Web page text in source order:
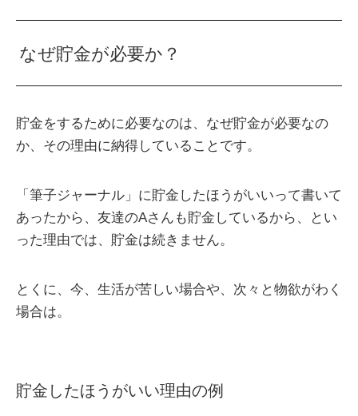
なぜ貯金が必要か？
貯金をするために必要なのは、なぜ貯金が必要なの
か、その理由に納得していることです。
「筆子ジャーナル」に貯金したほうがいいって書いて
あったから、友達のAさんも貯金しているから、とい
った理由では、貯金は続きません。
とくに、今、生活が苦しい場合や、次々と物欲がわく
場合は。
貯金したほうがいい理由の例